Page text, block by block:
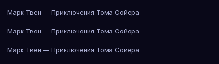
Марк Твен — Приключения Тома Сойера
Марк Твен — Приключения Тома Сойера
Марк Твен — Приключения Тома Сойера